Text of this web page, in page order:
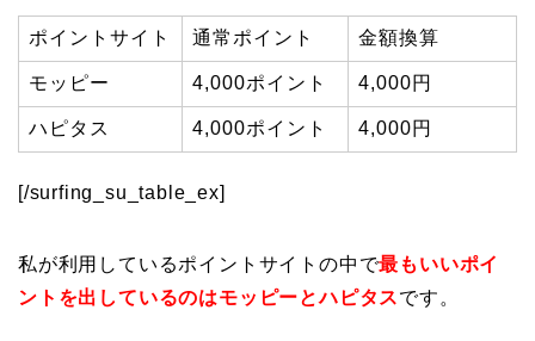
ポイントサイト 通常ポイント 金額換算
モッピー 4,000ポイント 4,000円
ハピタス 4,000ポイント 4,000円
[/surfing_su_table_ex]
私が利用しているポイントサイトの中で最もいいポイ
ントを出しているのはモッピーとハピタスです。